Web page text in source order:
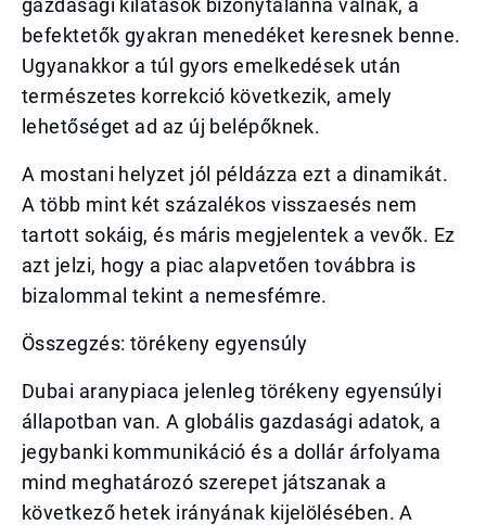
gazdasági kilátások bizonytalanná válnak, a
befektetők gyakran menedéket keresnek benne.
Ugyanakkor a túl gyors emelkedések után
természetes korrekció következik, amely
lehetőséget ad az új belépőknek.
A mostani helyzet jól példázza ezt a dinamikát.
A több mint két százalékos visszaesés nem
tartott sokáig, és máris megjelentek a vevők. Ez
azt jelzi, hogy a piac alapvetően továbbra is
bizalommal tekint a nemesfémre.
Összegzés: törékeny egyensúly
Dubai aranypiaca jelenleg törékeny egyensúlyi
állapotban van. A globális gazdasági adatok, a
jegybanki kommunikáció és a dollár árfolyama
mind meghatározó szerepet játszanak a
következő hetek irányának kijelölésében. A